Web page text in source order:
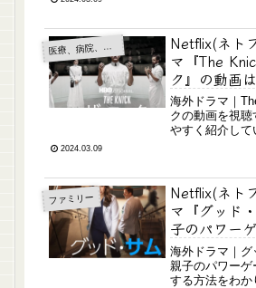
医
療、病院、医師
Netflix(ネト
マ『The
ク』の動画
海外ドラマ｜
クの動画を視聴
やすく紹介して
2024.03.09
ファミリー
Netflix(ネト
マ『グッド
子のパワー
は配信して
海外ドラマ｜
親子のパワー
する方法をわか